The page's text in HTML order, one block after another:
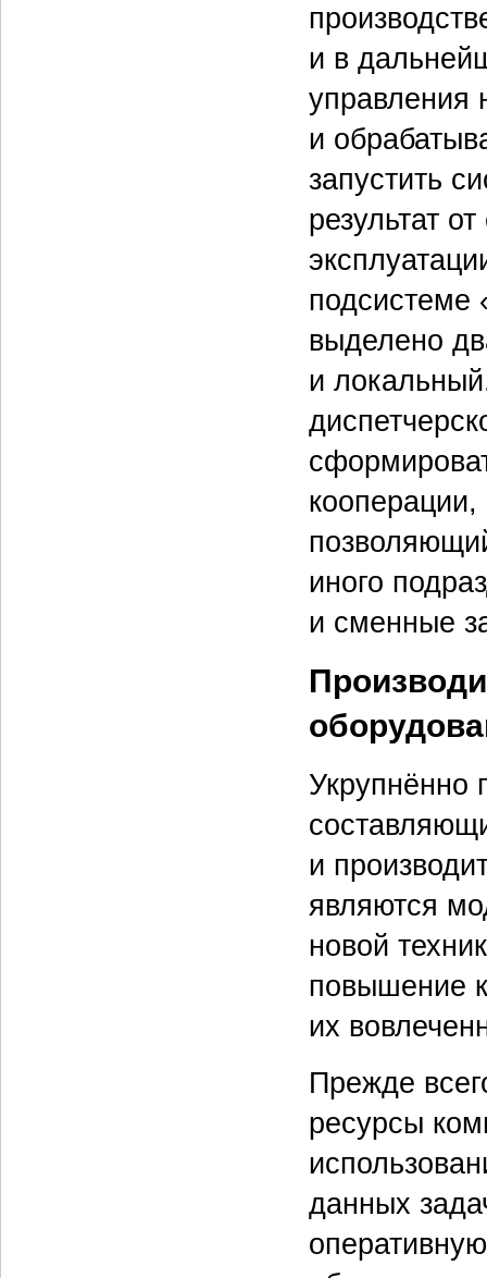
и в
управления
и
запустить
результат
подсистеме
выделено
и
иного
и сменные
Укрупнённо
и
являются
новой
повышение
их
Прежде
ресурсы
данных